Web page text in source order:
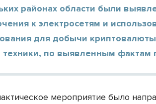
районах области были
к электросетям и
для добычи
техники, по выявленным фактам
мероприятие было